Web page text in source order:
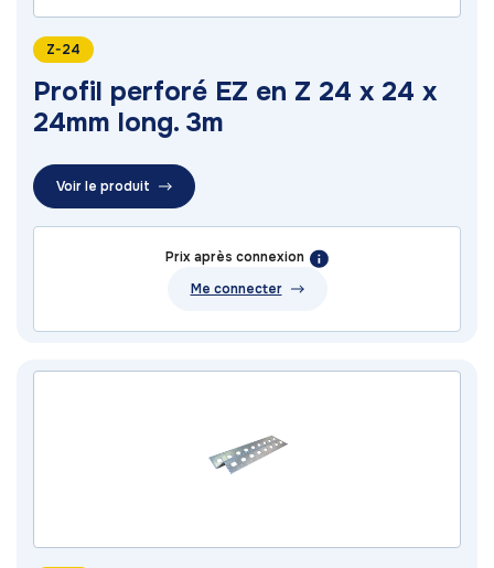
Z-24
Profil perforé EZ en Z 24 x 24 x
24mm long. 3m
Voir le produit
Prix après connexion
Me connecter